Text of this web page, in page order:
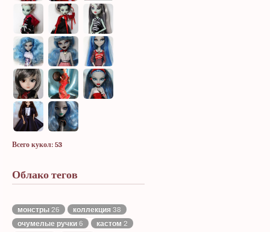
Всего кукол: 53
Облако тегов
монстры26 коллекция 38
очумелые ручки6 кастом 2